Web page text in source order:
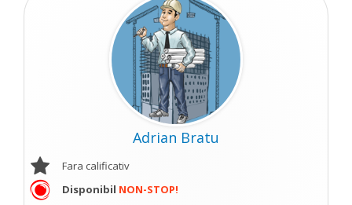
Adrian Bratu
Fara calificativ
Disponibil NON-STOP!